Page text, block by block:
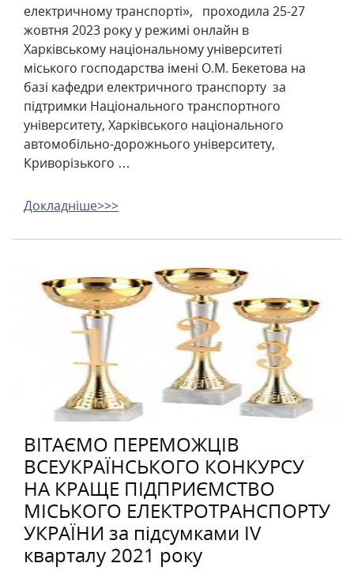
електричному транспорті», проходила 25-27
жовтня 2023 року у режимі онлайн в
Харківському національному університеті
міського господарства імені О.М. Бекетова на
базі кафедри електричного транспорту за
підтримки Національного транспортного
університету, Харківського національного
автомобільно-дорожнього університету,
Криворізького …
Докладніше>>>
ВІТАЄМО ПЕРЕМОЖЦІВ
ВСЕУКРАЇНСЬКОГО КОНКУРСУ
НА КРАЩЕ ПІДПРИЄМСТВО
МІСЬКОГО ЕЛЕКТРОТРАНСПОРТУ
УКРАЇНИ за підсумками ІV
кварталу 2021 року